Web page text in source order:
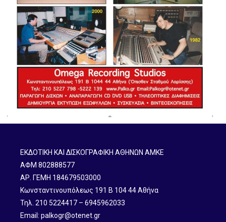
ΕΚΔΟΤΙΚΗ ΚΑΙ ΔΙΣΚΟΓΡΑΦΙΚΗ ΑΘΗΝΩΝ ΑΜΚΕ
ΑΦΜ 802888577
ΑΡ. ΓΕΜΗ 184679503000
Κωνσταντινουπόλεως 191 B 104 44 Αθήνα
Τηλ. 210 5224417 – 6945962033
Email: palkogr@otenet.gr